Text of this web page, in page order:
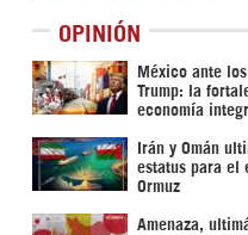
OPINIÓN
México ante
Trump: la
economía
Irán y Omán
estatus para el
Ormuz
Amenaza,